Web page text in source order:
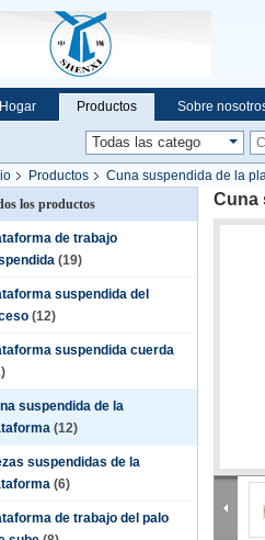
Hogar Productos Sobre
Noticias de la compañía
Productos Cuna suspendida de la
los productos
de trabajo
(19)
suspendida del
(12)
suspendida cuerda
suspendida de la
(12)
suspendidas de la
(6)
de trabajo del palo
Cuna